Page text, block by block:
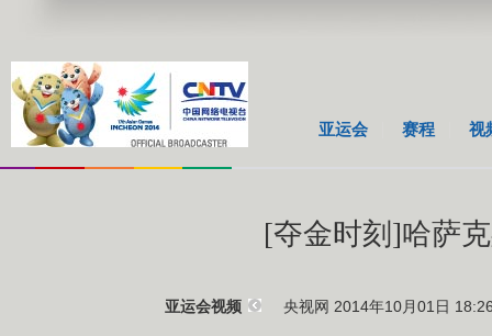
亚运会 赛程 视
[夺金时刻]哈萨
亚运会视频 央视网 2014年10月01日